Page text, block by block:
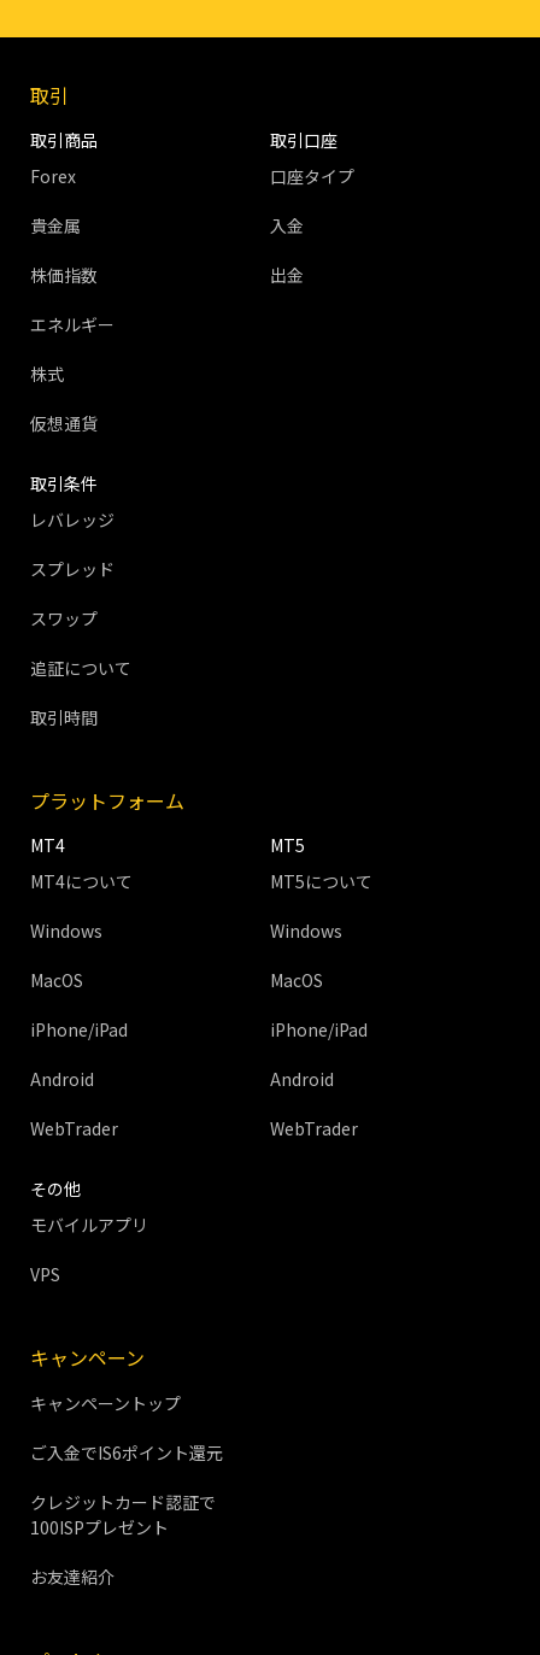
取引
取引商品
Forex
貴金属
株価指数
エネルギー
株式
仮想通貨
取引口座
口座タイプ
入金
出金
取引条件
レバレッジ
スプレッド
スワップ
追証について
取引時間
プラットフォーム
MT4
MT4について
Windows
MacOS
iPhone/iPad
Android
WebTrader
MT5
MT5について
Windows
MacOS
iPhone/iPad
Android
WebTrader
その他
モバイルアプリ
VPS
キャンペーン
キャンペーントップ
ご入金でIS6ポイント還元
クレジットカード認証で
100ISPプレゼント
お友達紹介